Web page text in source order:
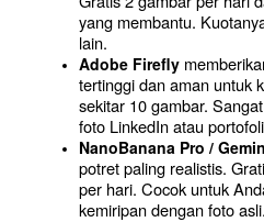
yang membantu.
lain.
Adobe Firefly
tertinggi dan aman untuk
sekitar 10 gambar.
foto LinkedIn atau
NanoBanana Pro /
potret paling realistis.
per hari. Cocok untuk
kemiripan dengan foto asli.